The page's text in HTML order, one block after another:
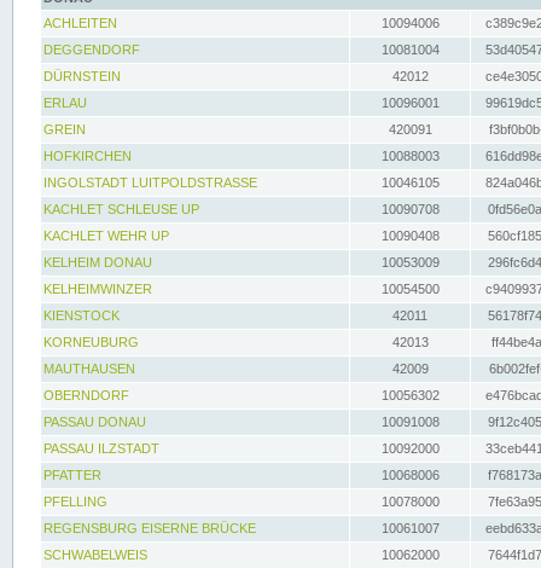
ACHLEITEN
10094006
DEGGENDORF
10081004
DÜRNSTEIN
42012
ERLAU
10096001
GREIN
420091
HOFKIRCHEN
10088003
INGOLSTADT LUITPOLDSTRASSE
10046105
KACHLET SCHLEUSE UP
10090708
KACHLET WEHR UP
10090408
KELHEIM DONAU
10053009
KELHEIMWINZER
10054500
KIENSTOCK
42011
KORNEUBURG
42013
MAUTHAUSEN
42009
OBERNDORF
10056302
PASSAU DONAU
10091008
PASSAU ILZSTADT
10092000
PFATTER
10068006
PFELLING
10078000
REGENSBURG EISERNE BRÜCKE
10061007
SCHWABELWEIS
10062000